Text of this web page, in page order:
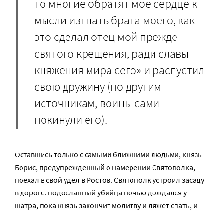
то многие обратят мое сердце к
мысли изгнать брата моего, как
это сделал отец мой прежде
святого крещения, ради славы
княжения мира сего» и распустил
свою дружину (по другим
источникам, воины сами
покинули его).
Оставшись только с самыми ближними людьми, князь
Борис, предупрежденный о намерении Святополка,
поехал в свой удел в Ростов. Святополк устроил засаду
в дороге: подосланный убийца ночью дождался у
шатра, пока князь закончит молитву и ляжет спать, и